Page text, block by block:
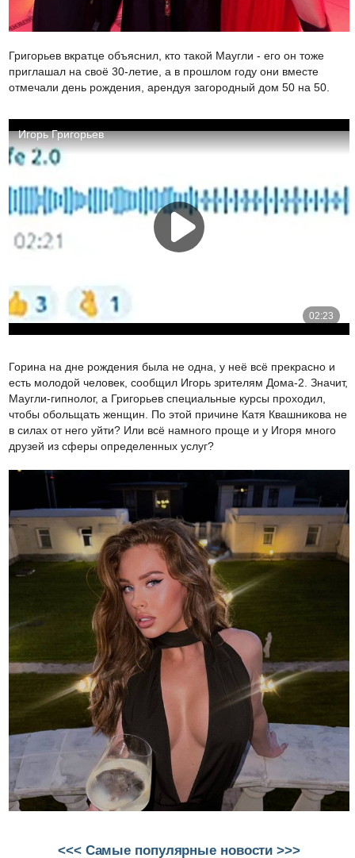
Григорьев вкратце объяснил, кто такой Маугли - его он тоже
приглашал на своё 30-летие, а в прошлом году они вместе
отмечали день рождения, арендуя загородный дом 50 на 50.
Горина на дне рождения была не одна, у неё всё прекрасно и
есть молодой человек, сообщил Игорь зрителям Дома-2. Значит,
Маугли-гипнолог, а Григорьев специальные курсы проходил,
чтобы обольщать женщин. По этой причине Катя Квашникова не
в силах от него уйти? Или всё намного проще и у Игоря много
друзей из сферы определенных услуг?
<<< Самые популярные новости >>>